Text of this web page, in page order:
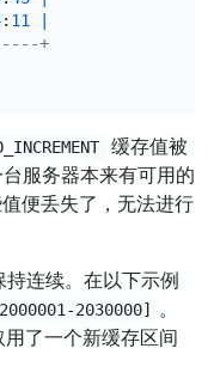
: 11
+
缓存值被
服务器本来有可用的
便丢失了，无法进行
持连续。在以下示例
2030000]
。
用了一个新缓存区间